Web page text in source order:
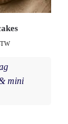
mini